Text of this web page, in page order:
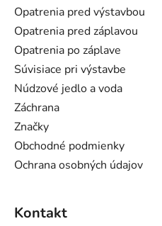
Opatrenia pred výstavbou
Opatrenia pred záplavou
Opatrenia po záplave
Súvisiace pri výstavbe
Núdzové jedlo a voda
Záchrana
Značky
Obchodné podmienky
Ochrana osobných údajov
Kontakt